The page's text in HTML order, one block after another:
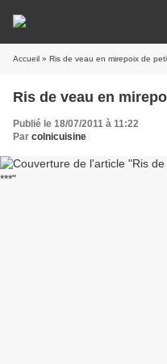
Accueil » Ris de veau en mirepoix de
Ris de veau en
Publié le 18/07/2011 à 11:22
Par colnicuisine